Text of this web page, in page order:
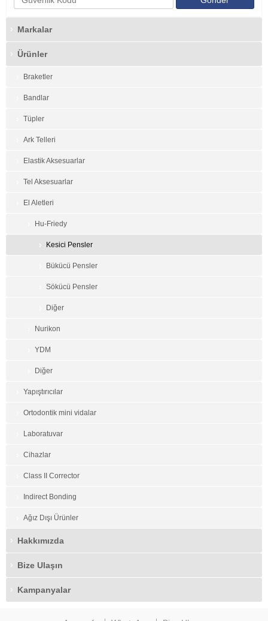
Markalar
Ürünler
Braketler
Bandlar
Tüpler
Ark Telleri
Elastik Aksesuarlar
Tel Aksesuarlar
El Aletleri
Hu-Friedy
Kesici Pensler
Bükücü Pensler
Sökücü Pensler
Diğer
Nurikon
YDM
Diğer
Yapıştırıcılar
Ortodontik mini vidalar
Laboratuvar
Cihazlar
Class II Corrector
Indirect Bonding
Ağız Dışı Ürünler
Hakkımızda
Bize Ulaşın
Kampanyalar